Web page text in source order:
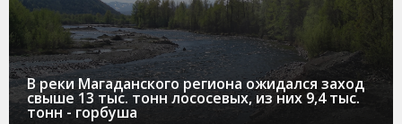
В реки Магаданского региона ожидался заход
свыше 13 тыс. тонн лососевых, из них 9,4 тыс.
тонн - горбуша